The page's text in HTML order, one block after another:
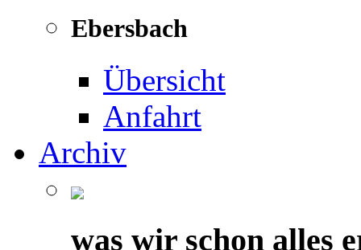
Ebersbach
Übersicht
Anfahrt
Archiv
was wir schon alles